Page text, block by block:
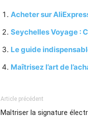
Acheter sur
Seychelles Voyage :
Le guide
Maîtrisez l’art de
Article précédent
Maîtriser la signature